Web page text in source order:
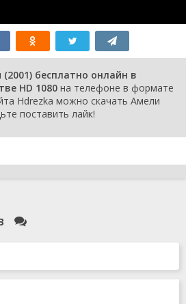
бесплатно онлайн в
HD 1080 на телефоне в формате
Hdrezka можно скачать Амели
поставить лайк!